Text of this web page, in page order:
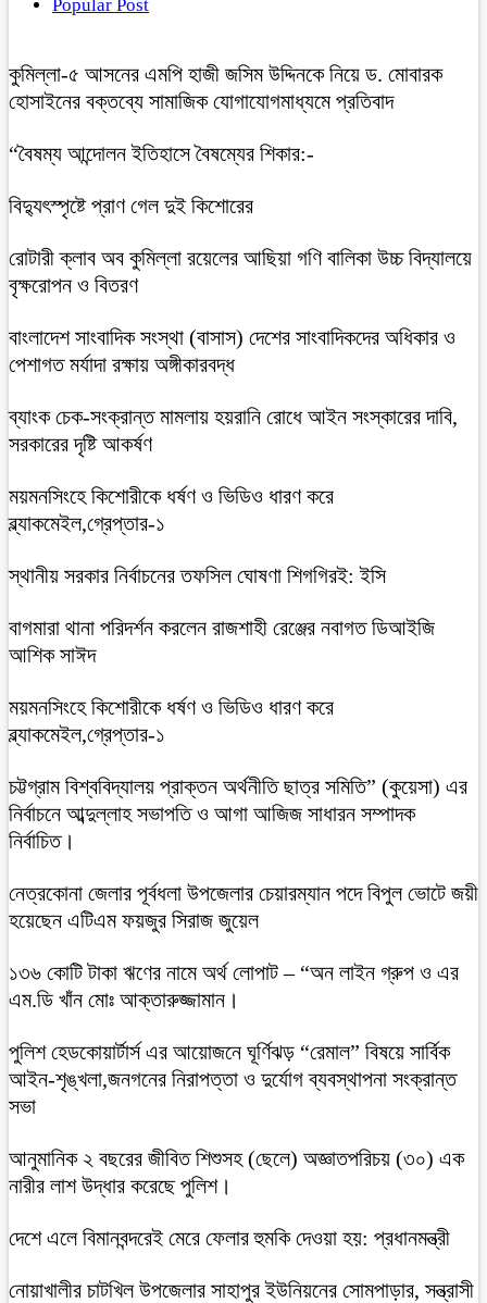
Popular Post
কুমিল্লা-৫ আসনের এমপি হাজী জসিম উদ্দিনকে নিয়ে ড. মোবারক
হোসাইনের বক্তব্যে সামাজিক যোগাযোগমাধ্যমে প্রতিবাদ
“বৈষম্য আন্দোলন ইতিহাসে বৈষম্যের শিকার:-
বিদ্যুৎস্পৃষ্টে প্রাণ গেল দুই কিশোরের
রোটারী ক্লাব অব কুমিল্লা রয়েলের আছিয়া গণি বালিকা উচ্চ বিদ্যালয়ে
বৃক্ষরোপন ও বিতরণ
বাংলাদেশ সাংবাদিক সংস্থা (বাসাস) দেশের সাংবাদিকদের অধিকার ও
পেশাগত মর্যাদা রক্ষায় অঙ্গীকারবদ্ধ
ব্যাংক চেক-সংক্রান্ত মামলায় হয়রানি রোধে আইন সংস্কারের দাবি,
সরকারের দৃষ্টি আকর্ষণ
ময়মনসিংহে কিশোরীকে ধর্ষণ ও ভিডিও ধারণ করে
ব্ল্যাকমেইল,গ্রেপ্তার-১
স্থানীয় সরকার নির্বাচনের তফসিল ঘোষণা শিগগিরই: ইসি
বাগমারা থানা পরিদর্শন করলেন রাজশাহী রেঞ্জের নবাগত ডিআইজি
আশিক সাঈদ
ময়মনসিংহে কিশোরীকে ধর্ষণ ও ভিডিও ধারণ করে
ব্ল্যাকমেইল,গ্রেপ্তার-১
চট্টগ্রাম বিশ্ববিদ্যালয় প্রাক্তন অর্থনীতি ছাত্র সমিতি” (কুয়েসা) এর
নির্বাচনে আব্দুল্লাহ সভাপতি ও আগা আজিজ সাধারন সম্পাদক
নির্বাচিত।
নেত্রকোনা জেলার পূর্বধলা উপজেলার চেয়ারম্যান পদে বিপুল ভোটে জয়ী
হয়েছেন এটিএম ফয়জুর সিরাজ জুয়েল
১৩৬ কোটি টাকা ঋণের নামে অর্থ লোপাট – “অন লাইন গ্রুপ ও এর
এম.ডি খাঁন মোঃ আক্তারুজ্জামান।
পুলিশ হেডকোয়ার্টার্স এর আয়োজনে ঘূর্ণিঝড় “রেমাল” বিষয়ে সার্বিক
আইন-শৃঙ্খলা,জনগনের নিরাপত্তা ও দুর্যোগ ব্যবস্থাপনা সংক্রান্ত
সভা
আনুমানিক ২ বছরের জীবিত শিশুসহ (ছেলে) অজ্ঞাতপরিচয় (৩০) এক
নারীর লাশ উদ্ধার করেছে পুলিশ।
দেশে এলে বিমানবন্দরেই মেরে ফেলার হুমকি দেওয়া হয়: প্রধানমন্ত্রী
নোয়াখালীর চাটখিল উপজেলার সাহাপুর ইউনিয়নের সোমপাড়ার, সন্ত্রাসী